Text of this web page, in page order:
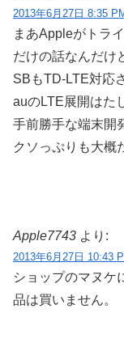
2013年6月27日 8:35
まあAppleがトラ
だけの話なんだけ
SBもTD-LTE対応
auのLTE展開はた
手前勝手な端末開
クソっぷりも大概
Apple7743 より:
2013年6月27日 10:43
ショップのマヌケ
品は買いません。